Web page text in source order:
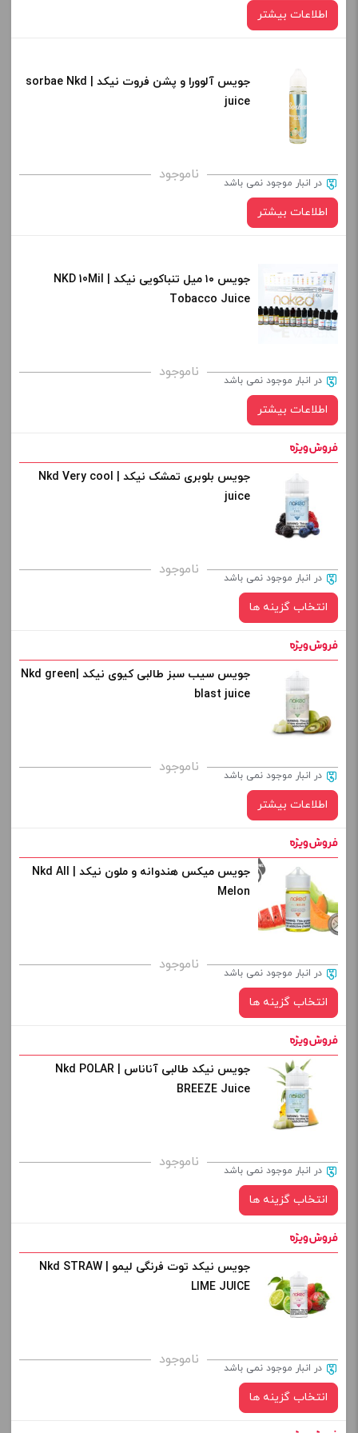
اطلاعات بیشتر
جویس آلوورا و پشن فروت نیکد | sorbae Nkd
juice
ناموجود در انبار موجود نمی باشد
اطلاعات بیشتر
جویس ۱۰ میل تنباکویی نیکد | NKD 10Mil
Tobacco Juice
ناموجود در انبار موجود نمی باشد
اطلاعات بیشتر
در حال حاضر این محصول در انبار موجود نیست و در دسترس نمی باشد.
جویس بلوبری تمشک نیکد | Nkd Very cool
juice
ناموجود در انبار موجود نمی باشد
انتخاب گزینه ها
نیکوتین:
برای فعال شدن سبد خرید و نمایش قیمت ، گزینه های محصول را
از کادر بالا انتخاب کنید.
+
افزودن به سبد خرید
جویس سیب سبز طالبی کیوی نیکد |Nkd green
blast juice
ناموجود در انبار موجود نمی باشد
اطلاعات بیشتر
جویس میکس هندوانه و ملون نیکد | Nkd All
Melon
ناموجود در انبار موجود نمی باشد
انتخاب گزینه ها
نیکوتین:
برای فعال شدن سبد خرید و نمایش قیمت ، گزینه های محصول را
از کادر بالا انتخاب کنید.
+
افزودن به سبد خرید
جویس نیکد طالبی آناناس | Nkd POLAR
BREEZE Juice
ناموجود در انبار موجود نمی باشد
انتخاب گزینه ها
نیکوتین:
برای فعال شدن سبد خرید و نمایش قیمت ، گزینه های محصول را
از کادر بالا انتخاب کنید.
+
جویس نیکد توت فرنگی لیمو | Nkd STRAW
LIME JUICE
ناموجود در انبار موجود نمی باشد
انتخاب گزینه ها